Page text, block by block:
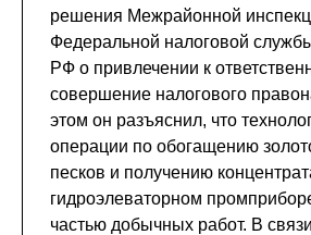
решения Межрайонной
Федеральной налоговой
РФ о привлечении к
совершение налогового
этом он разъяснил, что
операции по обогащению
песков и получению
гидроэлеваторном
частью добычных работ. В